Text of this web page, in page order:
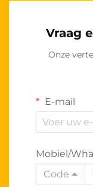
Vraag
Onze
E-mail
Mobiel/
Code